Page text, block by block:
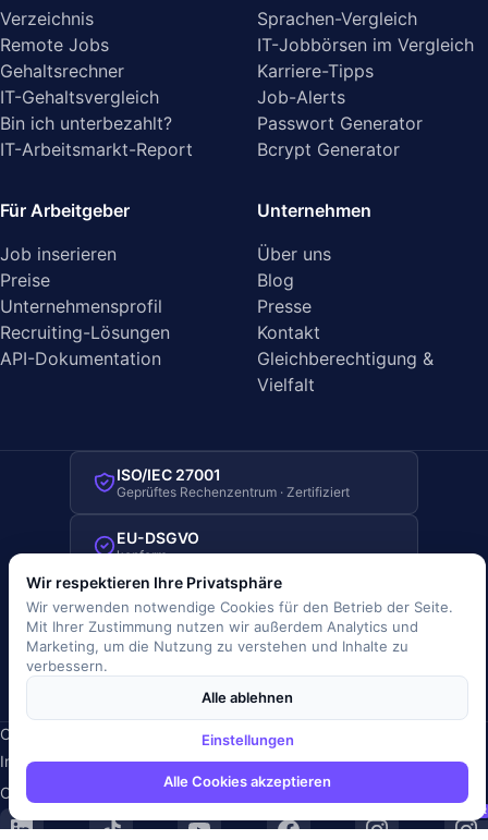
Verzeichnis
Remote Jobs
Gehaltsrechner
IT-Gehaltsvergleich
Bin ich unterbezahlt?
IT-Arbeitsmarkt-Report
Sprachen-Vergleich
IT-Jobbörsen im Vergleich
Karriere-Tipps
Job-Alerts
Passwort Generator
Bcrypt Generator
Für Arbeitgeber
Job inserieren
Preise
Unternehmensprofil
Recruiting-Lösungen
API-Dokumentation
Unternehmen
Über uns
Blog
Presse
Kontakt
Gleichberechtigung &
Vielfalt
ISO/IEC 27001
Geprüftes Rechenzentrum · Zertifiziert
EU-DSGVO
konform
SSL/TLS-verschlüsselt
Sichere Datenübertragung
Copyright © 2019-2026 JOBRIVER®
Impressum·Datenschutz·AGB·Nutzungsbedingungen·
Cookie-Richtlinie
Cookie-Einstellungen
JR
Wir respektieren Ihre Privatsphäre
Wir verwenden notwendige Cookies für den Betrieb der Seite.
Mit Ihrer Zustimmung nutzen wir außerdem Analytics und
Marketing, um die Nutzung zu verstehen und Inhalte zu
verbessern.
Alle ablehnen
Einstellungen